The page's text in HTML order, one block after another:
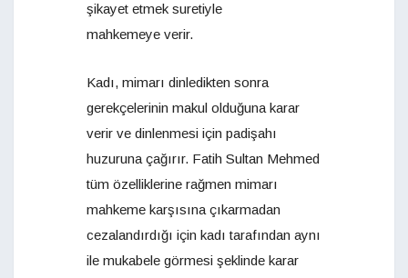
şikayet etmek suretiyle
mahkemeye verir.
Kadı, mimarı dinledikten sonra
gerekçelerinin makul olduğuna karar
verir ve dinlenmesi için padişahı
huzuruna çağırır. Fatih Sultan Mehmed
tüm özelliklerine rağmen mimarı
mahkeme karşısına çıkarmadan
cezalandırdığı için kadı tarafından aynı
ile mukabele görmesi şeklinde karar